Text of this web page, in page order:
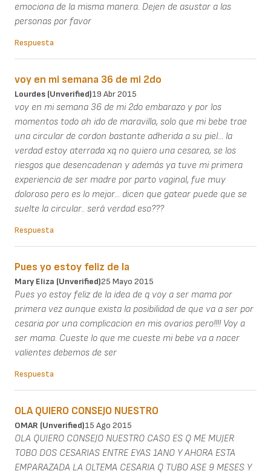
emociona de la misma manera. Dejen de asustar a las
personas por favor
Respuesta
voy en mi semana 36 de mi 2do
Lourdes (unverified)19 Abr 2015
voy en mi semana 36 de mi 2do embarazo y por los
momentos todo ah ido de maravilla, solo que mi bebe trae
una circular de cordon bastante adherida a su piel... la
verdad estoy aterrada xq no quiero una cesarea, se los
riesgos que desencadenan y además ya tuve mi primera
experiencia de ser madre por parto vaginal, fue muy
doloroso pero es lo mejor... dicen que gatear puede que se
suelte la circular.. será verdad eso???
Respuesta
Pues yo estoy feliz de la
Mary Eliza (unverified)25 Mayo 2015
Pues yo estoy feliz de la idea de q voy a ser mama por
primera vez aunque exista la posibilidad de que va a ser por
cesaria por una complicacion en mis ovarios pero!!!! Voy a
ser mama. Cueste lo que me cueste mi bebe va a nacer
valientes debemos de ser
Respuesta
OLA QUIERO CONSEJO NUESTRO
OMAR (unverified)15 Ago 2015
OLA QUIERO CONSEJO NUESTRO CASO ES Q ME MUJER
TOBO DOS CESARIAS ENTRE EYAS 1ANO Y AHORA ESTA
EMPARAZADA LA OLTEMA CESARIA Q TUBO ASE 9 MESES Y